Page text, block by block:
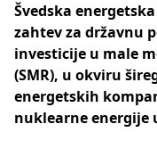
Švedska
zahtev za državnu
investicije u male
(SMR), u okviru
energetskih
nuklearne energije